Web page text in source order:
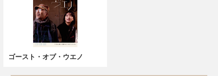
ゴースト・オブ・ウエノ